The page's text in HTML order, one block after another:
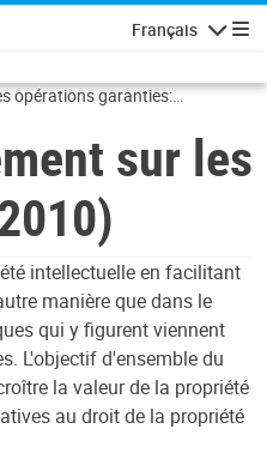
Français
opérations garanties:
sur les
intellectuelle en facilitant
manière que dans le
qui y figurent viennent
L'objectif d'ensemble du
la valeur de la propriété
au droit de la propriété